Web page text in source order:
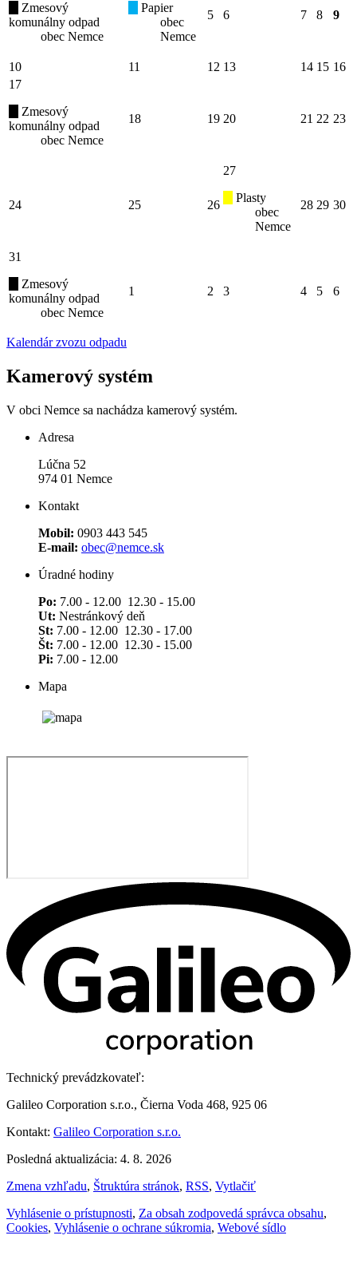
Zmesový
komunálny odpad
obec Nemce
Papier
obec
Nemce
5 6 7 8 9
10 11 12 13 14 15 16
17
Zmesový
komunálny odpad
obec Nemce
18 19 20 21 22 23
24 25 26
27
Plasty
obec
Nemce
28 29 30
31
Zmesový
komunálny odpad
obec Nemce
1 2 3 4 5 6
Kalendár zvozu odpadu
Kamerový systém
V obci Nemce sa nachádza kamerový systém.
Adresa
Lúčna 52
974 01 Nemce
Kontakt
Mobil: 0903 443 545
E-mail: obec@nemce.sk
Úradné hodiny
Po: 7.00 - 12.00 12.30 - 15.00
Ut: Nestránkový deň
St: 7.00 - 12.00 12.30 - 17.00
Št: 7.00 - 12.00 12.30 - 15.00
Pi: 7.00 - 12.00
Mapa
Technický prevádzkovateľ:
Galileo Corporation s.r.o., Čierna Voda 468, 925 06
Kontakt: Galileo Corporation s.r.o.
Posledná aktualizácia: 4. 8. 2026
Zmena vzhľadu, Štruktúra stránok, RSS, Vytlačiť
Vyhlásenie o prístupnosti, Za obsah zodpovedá správca obsahu,
Cookies, Vyhlásenie o ochrane súkromia, Webové sídlo